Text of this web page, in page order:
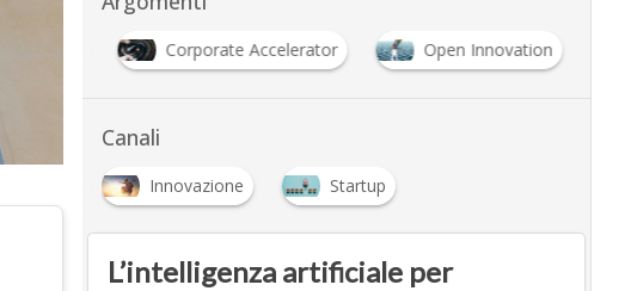
startup Corporate Accelerator Open Innovation
Canali
Innovazione Startup
L’intelligenza artificiale per